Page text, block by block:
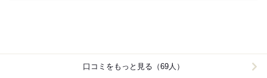
口コミをもっと見る（69人）